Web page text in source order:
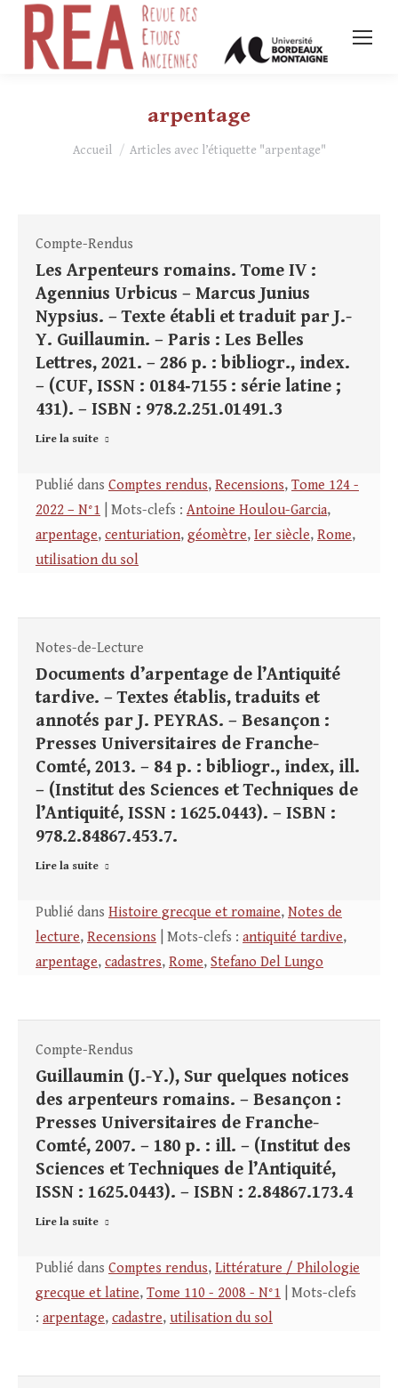
arpentage
Vous êtes ici :
Accueil Articles avec l’étiquette "arpentage"
Compte-Rendus
Les Arpenteurs romains. Tome IV :
Agennius Urbicus – Marcus Junius
Nypsius. – Texte établi et traduit par J.-
Y. Guillaumin. – Paris : Les Belles
Lettres, 2021. – 286 p. : bibliogr., index.
– (CUF, ISSN : 0184‑7155 : série latine ;
431). – ISBN : 978.2.251.01491.3
Lire la suite
Publié dans Comptes rendus, Recensions, Tome 124 -
2022 – N°1 | Mots-clefs : Antoine Houlou-Garcia,
arpentage, centuriation, géomètre, Ier siècle, Rome,
utilisation du sol
Notes-de-Lecture
Documents d’arpentage de l’Antiquité
tardive. – Textes établis, traduits et
annotés par J. PEYRAS. – Besançon :
Presses Universitaires de Franche-
Comté, 2013. – 84 p. : bibliogr., index, ill.
– (Institut des Sciences et Techniques de
l’Antiquité, ISSN : 1625.0443). – ISBN :
978.2.84867.453.7.
Lire la suite
Publié dans Histoire grecque et romaine, Notes de
lecture, Recensions | Mots-clefs : antiquité tardive,
arpentage, cadastres, Rome, Stefano Del Lungo
Compte-Rendus
Guillaumin (J.-Y.), Sur quelques notices
des arpenteurs romains. – Besançon :
Presses Universitaires de Franche-
Comté, 2007. – 180 p. : ill. – (Institut des
Sciences et Techniques de l’Antiquité,
ISSN : 1625.0443). – ISBN : 2.84867.173.4
Lire la suite
Publié dans Comptes rendus, Littérature / Philologie
grecque et latine, Tome 110 - 2008 - N°1 | Mots-clefs
: arpentage, cadastre, utilisation du sol